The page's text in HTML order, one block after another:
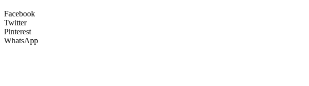
Facebook
Twitter
Pinterest
WhatsApp